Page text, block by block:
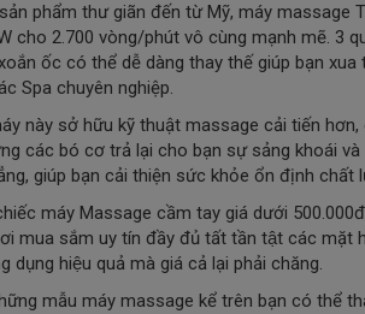
phẩm thư giãn đến từ Mỹ, máy massage
cho 2.700 vòng/phút vô cùng mạnh mẽ. 3
ốc có thể dễ dàng thay thế giúp bạn
Spa chuyên nghiệp.
này sở hữu kỹ thuật massage cải tiến
các bó cơ trả lại cho bạn sự sảng khoái
giúp bạn cải thiện sức khỏe ổn định chất
máy Massage cầm tay giá dưới
mua sắm uy tín đầy đủ tất tần tật các mặt
dụng hiệu quả mà giá cả lại phải chăng.
mẫu máy massage kể trên bạn có thể